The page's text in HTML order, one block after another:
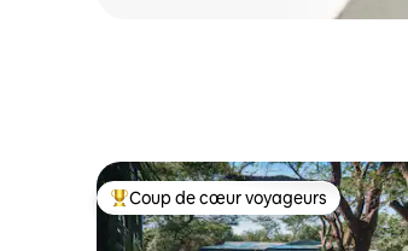
Coups de cœur voyageurs les plus
Coup de cœur voyageurs